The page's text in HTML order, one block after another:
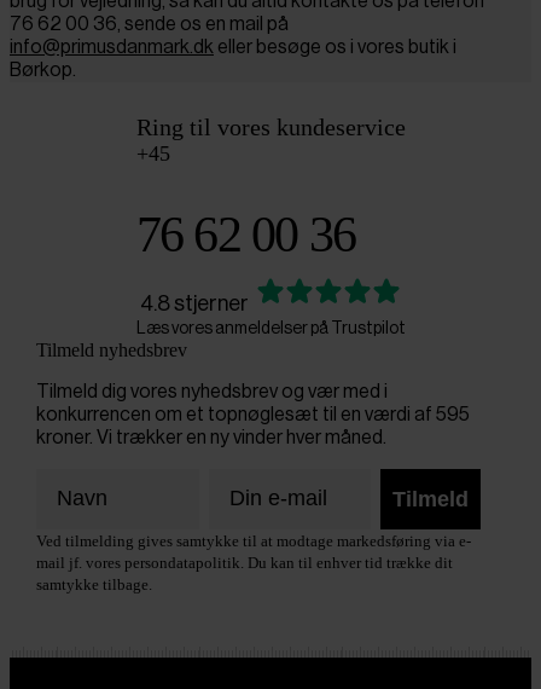
76 62 00 36, sende os en mail på
info@primusdanmark.dk eller besøge os i vores butik i
Børkop.
Ring til vores kundeservice
+45
76 62 00 36
4.8 stjerner
Læs vores anmeldelser på Trustpilot
Tilmeld nyhedsbrev
Tilmeld dig vores nyhedsbrev og vær med i
konkurrencen om et topnøglesæt til en værdi af 595
kroner. Vi trækker en ny vinder hver måned.
Tilmeld
Ved tilmelding gives samtykke til at modtage markedsføring via e-
mail jf. vores persondatapolitik. Du kan til enhver tid trække dit
samtykke tilbage.